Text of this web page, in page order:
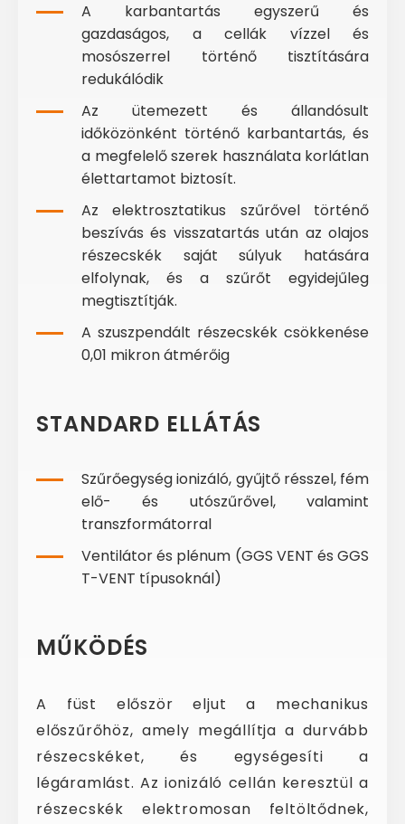
A karbantartás egyszerű és
gazdaságos, a cellák vízzel és
mosószerrel történő tisztítására
redukálódik
Az ütemezett és állandósult
időközönként történő karbantartás, és
a megfelelő szerek használata korlátlan
élettartamot biztosít.
Az elektrosztatikus szűrővel történő
beszívás és visszatartás után az olajos
részecskék saját súlyuk hatására
elfolynak, és a szűrőt egyidejűleg
megtisztítják.
A szuszpendált részecskék csökkenése
0,01 mikron átmérőig
STANDARD ELLÁTÁS
Szűrőegység ionizáló, gyűjtő résszel, fém
elő- és utószűrővel, valamint
transzformátorral
Ventilátor és plénum (GGS VENT és GGS
T-VENT típusoknál)
MŰKÖDÉS
A füst először eljut a mechanikus
előszűrőhöz, amely megállítja a durvább
részecskéket, és egységesíti a
légáramlást. Az ionizáló cellán keresztül a
részecskék elektromosan feltöltődnek,